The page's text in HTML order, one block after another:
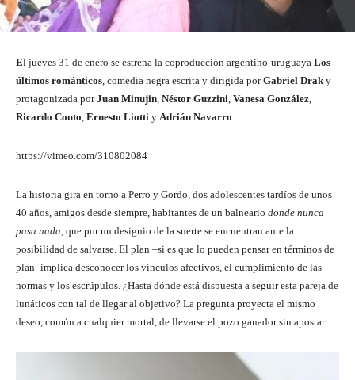
El jueves 31 de enero se estrena la coproducción argentino-uruguaya Los
últimos románticos, comedia negra escrita y dirigida porGabriel Drak y
protagonizada porJuan Minujin, Néstor Guzzini, Vanesa González,
Ricardo Couto, Ernesto Liotti y Adrián Navarro.
https://vimeo.com/310802084
La historia gira en torno a Perro y Gordo, dos adolescentes tardíos de unos
40 años, amigos desde siempre, habitantes de un balneario donde nunca
pasa nada, que por un designio de la suerte se encuentran ante la
posibilidad de salvarse. El plan –si es que lo pueden pensar en términos de
plan- implica desconocer los vínculos afectivos, el cumplimiento de las
normas y los escrúpulos. ¿Hasta dónde está dispuesta a seguir esta pareja de
lunáticos con tal de llegar al objetivo? La pregunta proyecta el mismo
deseo, común a cualquier mortal, de llevarse el pozo ganador sin apostar.